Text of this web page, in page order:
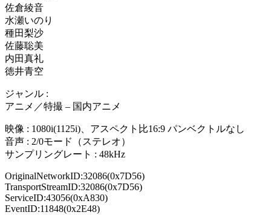
佐倉綾音
水瀬いのり
種田梨沙
佐藤聡美
内田真礼
徳井青空
ジャンル :
アニメ／特撮 – 国内アニメ
映像 : 1080i(1125i)、アスペクト比16:9 パンベクトルなし
音声 : 2/0モード（ステレオ）
サンプリングレート : 48kHz
OriginalNetworkID:32086(0x7D56)
TransportStreamID:32086(0x7D56)
ServiceID:43056(0xA830)
EventID:11848(0x2E48)